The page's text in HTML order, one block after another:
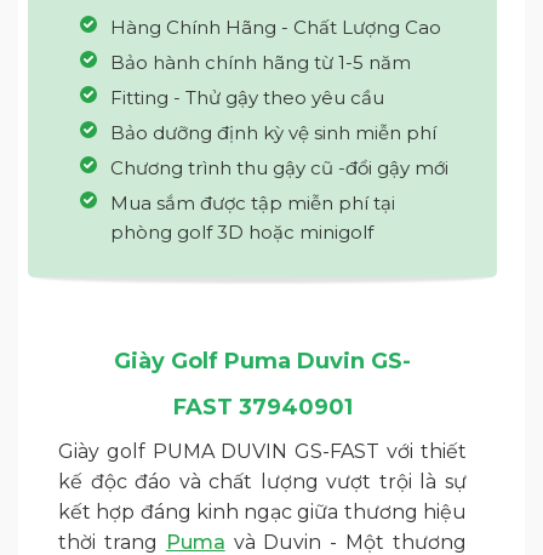
Hàng Chính Hãng - Chất Lượng Cao
Bảo hành chính hãng từ 1-5 năm
Fitting - Thử gậy theo yêu cầu
Bảo dưỡng định kỳ vệ sinh miễn phí
Chương trình thu gậy cũ -đổi gậy mới
Mua sắm được tập miễn phí tại
phòng golf 3D hoặc minigolf
Giày Golf Puma Duvin GS-
FAST 37940901
Giày golf PUMA DUVIN GS-FAST với thiết
kế độc đáo và chất lượng vượt trội là sự
kết hợp đáng kinh ngạc giữa thương hiệu
thời trang Puma và Duvin - Một thương